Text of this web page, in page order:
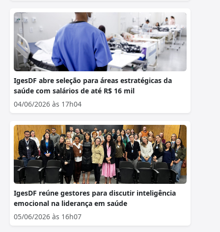
IgesDF abre seleção para áreas estratégicas da
saúde com salários de até R$ 16 mil
04/06/2026 às 17h04
IgesDF reúne gestores para discutir inteligência
emocional na liderança em saúde
05/06/2026 às 16h07